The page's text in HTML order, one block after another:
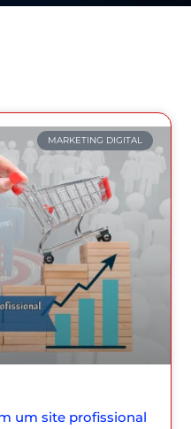
MARKETING DIGITAL
um site profissional